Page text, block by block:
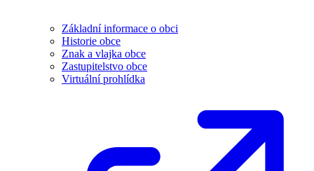
Základní informace o obci
Historie obce
Znak a vlajka obce
Zastupitelstvo obce
Virtuální prohlídka